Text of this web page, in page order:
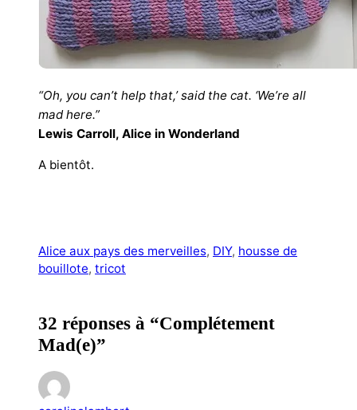
“Oh, you can’t help that,’ said the cat. ‘We’re all
mad here.”
Lewis Carroll, Alice in Wonderland
A bientôt.
Alice aux pays des merveilles, DIY, housse de
bouillote, tricot
32 réponses à “Complétement
Mad(e)”